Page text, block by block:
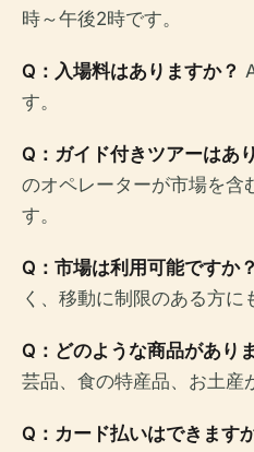
時～午後2時です。
Q：入場料はありますか？
す。
Q：ガイド付きツアーはあ
のオペレーターが市場を含
す。
Q：市場は利用可能ですか？
く、移動に制限のある方に
Q：どのような商品があり
芸品、食の特産品、お土産
Q：カード払いはできます